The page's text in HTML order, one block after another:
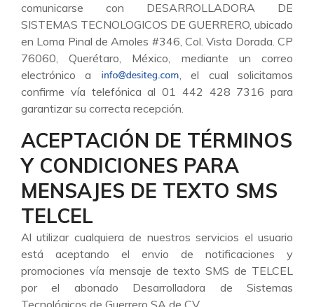
comunicarse con DESARROLLADORA DE
SISTEMAS TECNOLOGICOS DE GUERRERO, ubicado
en Loma Pinal de Amoles #346, Col. Vista Dorada. CP
76060, Querétaro, México, mediante un correo
electrónico a
, el cual solicitamos
confirme vía telefónica al 01 442 428 7316 para
garantizar su correcta recepción.
ACEPTACIÓN DE TÉRMINOS
Y CONDICIONES PARA
MENSAJES DE TEXTO SMS
TELCEL
Al utilizar cualquiera de nuestros servicios el usuario
está aceptando el envio de notificaciones y
promociones vía mensaje de texto SMS de TELCEL
por el abonado Desarrolladora de Sistemas
Tecnológicos de Guerrero SA de CV.